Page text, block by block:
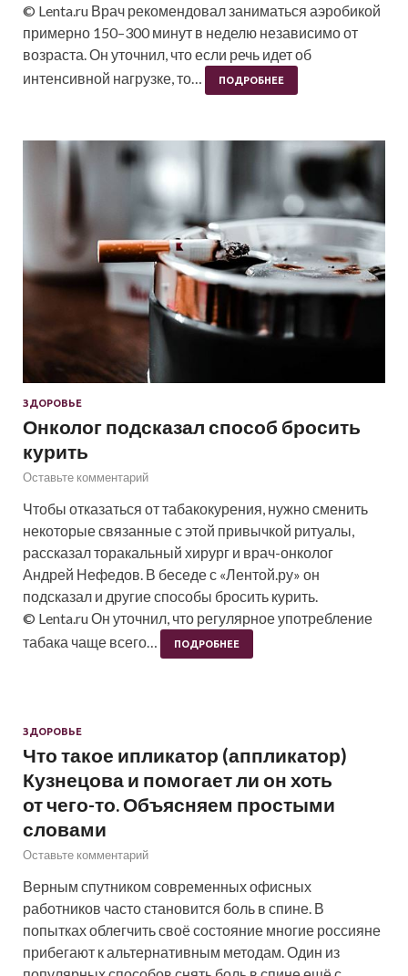
© Lenta.ru Врач рекомендовал заниматься аэробикой
примерно 150–300 минут в неделю независимо от
возраста. Он уточнил, что если речь идет об
интенсивной нагрузке, то…
ПОДРОБНЕЕ
ЗДОРОВЬЕ
Онколог подсказал способ бросить
курить
Оставьте комментарий
Чтобы отказаться от табакокурения, нужно сменить
некоторые связанные с этой привычкой ритуалы,
рассказал торакальный хирург и врач-онколог
Андрей Нефедов. В беседе с «Лентой.ру» он
подсказал и другие способы бросить курить.
© Lenta.ru Он уточнил, что регулярное употребление
табака чаще всего…
ПОДРОБНЕЕ
ЗДОРОВЬЕ
Что такое ипликатор (аппликатор)
Кузнецова и помогает ли он хоть
от чего-то. Объясняем простыми
словами
Оставьте комментарий
Верным спутником современных офисных
работников часто становится боль в спине. В
попытках облегчить своё состояние многие россияне
прибегают к альтернативным методам. Один из